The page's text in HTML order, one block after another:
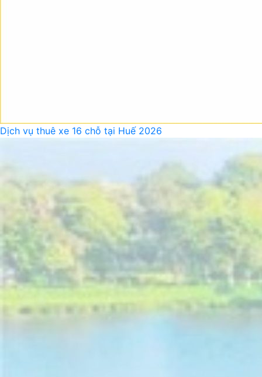
Dịch vụ thuê xe 16 chỗ tại Huế 2026